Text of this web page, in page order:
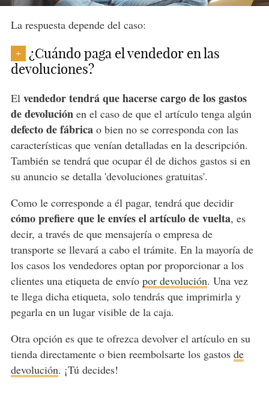
La respuesta depende del caso:
+
¿Cuándo paga el vendedor en las
devoluciones?
El vendedor tendrá que hacerse cargo de los gastos
de devolución en el caso de que el artículo tenga algún
defecto de fábricao bien no se corresponda con las
características que venían detalladas en la descripción.
También se tendrá que ocupar él de dichos gastos si en
su anuncio se detalla 'devoluciones gratuitas'.
Como le corresponde a él pagar, tendrá que decidir
cómo prefiere que le envíes el artículo de vuelta, es
decir, a través de que mensajería o empresa de
transporte se llevará a cabo el trámite. En la mayoría de
los casos los vendedores optan por proporcionar a los
clientes una etiqueta de envío por devolución. Una vez
te llega dicha etiqueta, solo tendrás que imprimirla y
pegarla en un lugar visible de la caja.
Otra opción es que te ofrezca devolver el artículo en su
tienda directamente o bien reembolsarte los gastos de
devolución. ¡Tú decides!